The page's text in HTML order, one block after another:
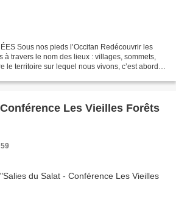
Sous nos pieds l’Occitan Redécouvrir les
à travers le nom des lieux : villages, sommets,
le territoire sur lequel nous vivons, c’est aborder
Les Vieilles Forêts